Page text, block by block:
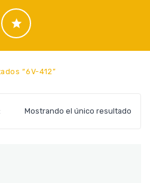
“6V-412”
Mostrando el único resultado